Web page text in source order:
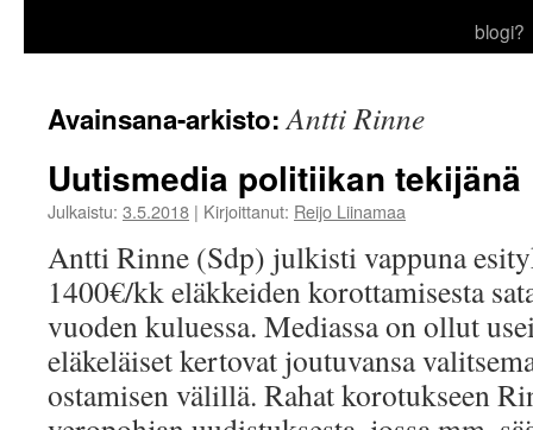
blogi?
Avainsana-arkisto:Antti Rinne
Uutismedia politiikan tekijänä
Julkaistu: 3.5.2018 | Kirjoittanut: Reijo Liinamaa
Antti Rinne (Sdp) julkisti vappuna
1400€/kk eläkkeiden korottamisesta
vuoden kuluessa. Mediassa on ollut
eläkeläiset kertovat joutuvansa
ostamisen välillä. Rahat korotukseen